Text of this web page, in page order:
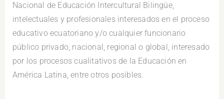
Nacional de Educación Intercultural Bilingüe,
intelectuales y profesionales interesados en el proceso
educativo ecuatoriano y/o cualquier funcionario
público privado, nacional, regional o global, interesado
por los procesos cualitativos de la Educación en
América Latina, entre otros posibles.